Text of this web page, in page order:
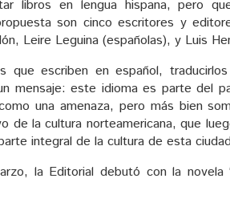
libros en lengua hispana, pero
son cinco escritores y
Leire Leguina (españolas), y Luis
que escriben en español,
mensaje: este idioma es parte del
una amenaza, pero más bien
de la cultura norteamericana, que
integral de la cultura de esta
la Editorial debutó con la novela